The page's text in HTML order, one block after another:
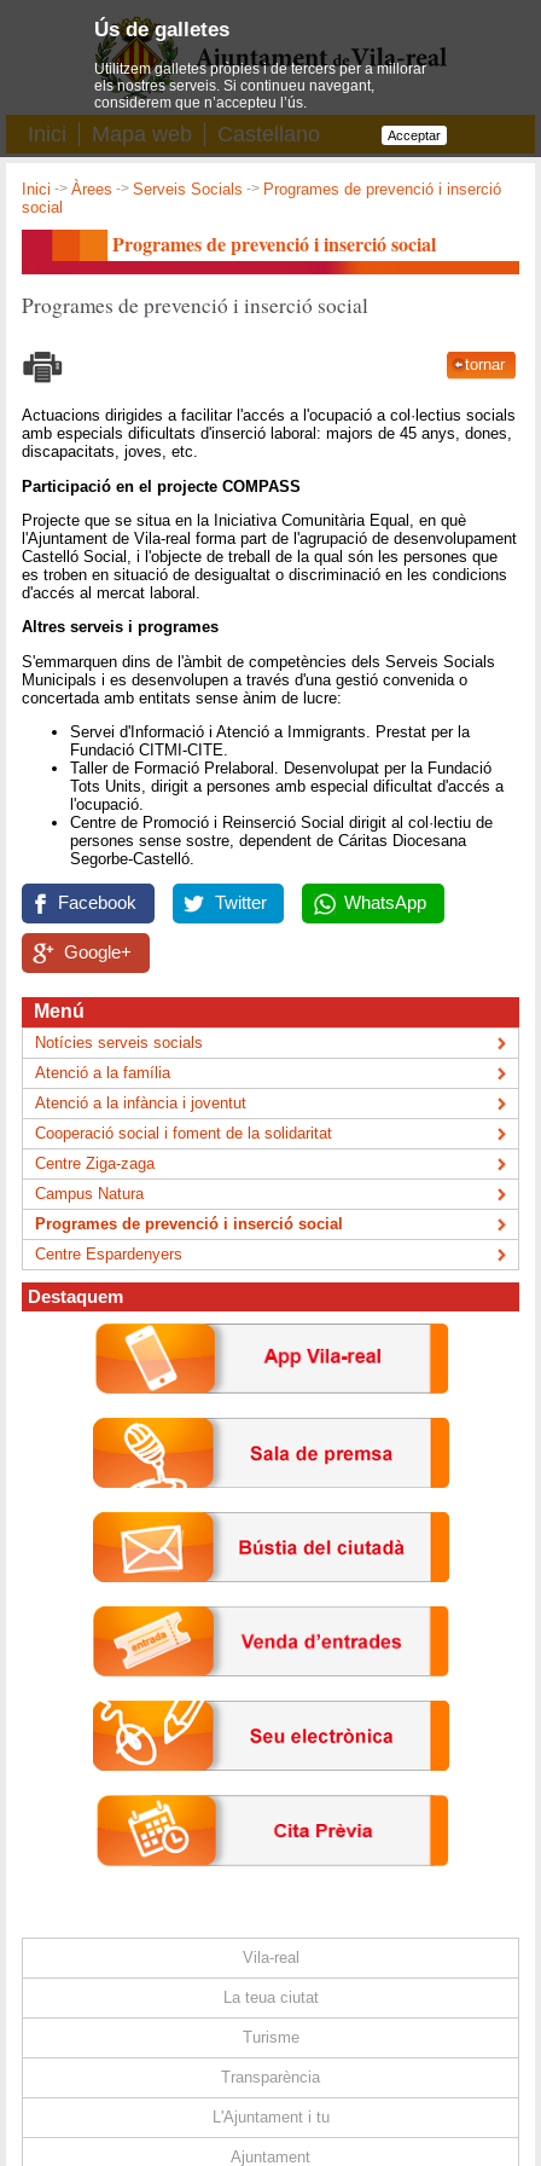
Inici Mapa web Castellano
Inici ->Àrees ->Serveis Socials -> Programes de prevenció i inserció
social
Programes de prevenció i inserció social
Programes de prevenció i inserció social
tornar
Actuacions dirigides a facilitar l'accés a l'ocupació a col·lectius socials
amb especials dificultats d'inserció laboral: majors de 45 anys, dones,
discapacitats, joves, etc.
Participació en el projecte COMPASS
Projecte que se situa en la Iniciativa Comunitària Equal, en què
l'Ajuntament de Vila-real forma part de l'agrupació de desenvolupament
Castelló Social, i l'objecte de treball de la qual són les persones que
es troben en situació de desigualtat o discriminació en les condicions
d'accés al mercat laboral.
Altres serveis i programes
S'emmarquen dins de l'àmbit de competències dels Serveis Socials
Municipals i es desenvolupen a través d'una gestió convenida o
concertada amb entitats sense ànim de lucre:
Servei d'Informació i Atenció a Immigrants. Prestat per la
Fundació CITMI-CITE.
Taller de Formació Prelaboral. Desenvolupat per la Fundació
Tots Units, dirigit a persones amb especial dificultat d'accés a
l'ocupació.
Centre de Promoció i Reinserció Social dirigit al col·lectiu de
persones sense sostre, dependent de Cáritas Diocesana
Segorbe-Castelló.
Facebook Twitter WhatsApp
Google+
Menú
Notícies serveis socials
Atenció a la família
Atenció a la infància i joventut
Cooperació social i foment de la solidaritat
Centre Ziga-zaga
Campus Natura
Programes de prevenció i inserció social
Centre Espardenyers
Destaquem
Vila-real
La teua ciutat
Turisme
Transparència
L'Ajuntament i tu
Ajuntament
Ús de galletes
Utilitzem galletes pròpies i de tercers per a millorar
els nostres serveis. Si continueu navegant,
considerem que n’accepteu l’ús.
Acceptar